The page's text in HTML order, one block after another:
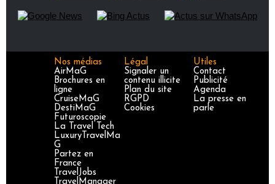
Nos médias
AirMaG
Brochures en
ligne
CruiseMaG
DestiMaG
Futuroscopie
La Travel Tech
LuxuryTravelMa
G
Partez en
France
TravelJobs
TravelManager
Légal
Signaler un
contenu illicite
Plan du site
RGPD
Cookies
Utiles
Contact
Publicité
Agenda
La presse en
parle